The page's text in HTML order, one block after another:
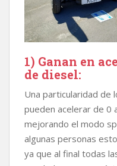
1) Ganan en
de diesel:
Una particularidad de
pueden acelerar de 0
mejorando el modo
algunas personas
ya que al final todas